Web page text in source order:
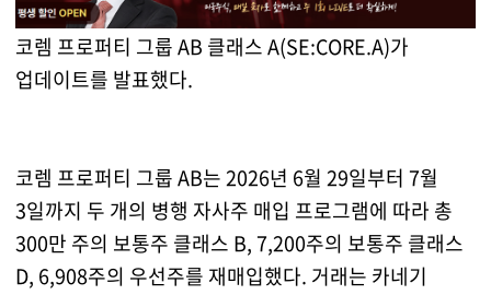
코렘 프로퍼티 그룹 AB 클래스 A(SE:CORE.A)가
업데이트를 발표했다.
코렘 프로퍼티 그룹 AB는 2026년 6월 29일부터 7월
3일까지 두 개의 병행 자사주 매입 프로그램에 따라 총
300만 주의 보통주 클래스 B, 7,200주의 보통주 클래스
D, 6,908주의 우선주를 재매입했다. 거래는 카네기